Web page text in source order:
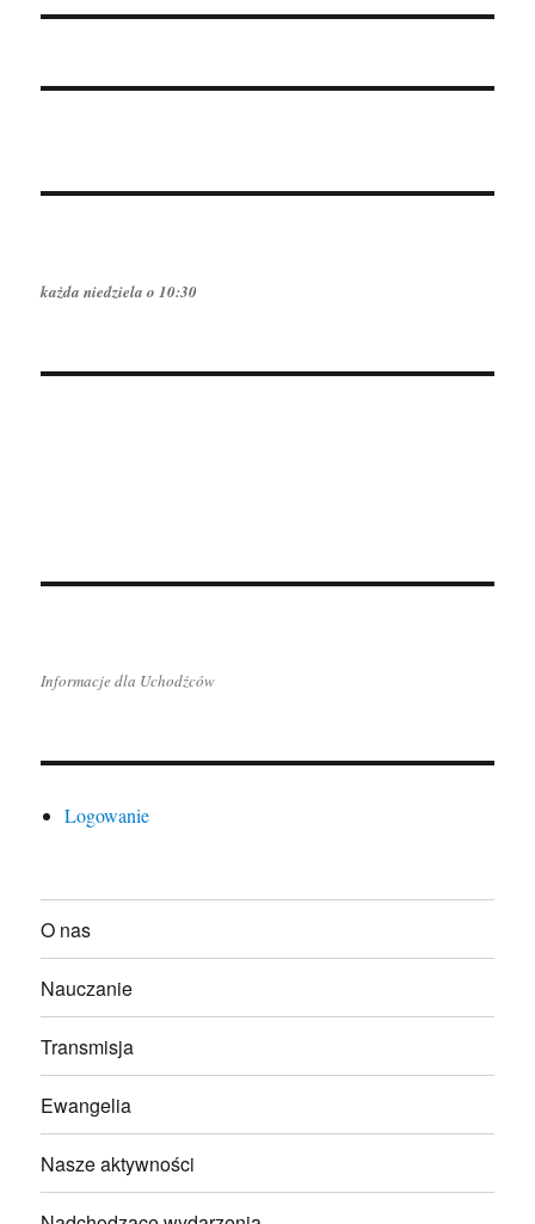
każda niedziela o 10:30
Informacje dla Uchodźców
Logowanie
O nas
Nauczanie
Transmisja
Ewangelia
Nasze aktywności